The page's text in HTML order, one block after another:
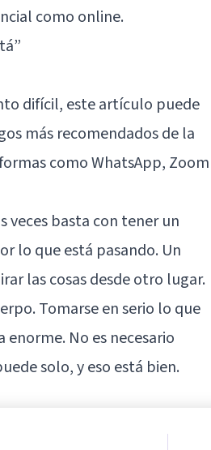
como online.
difícil, este artículo puede
más recomendados de la
como WhatsApp, Zoom
veces basta con tener un
lo que está pasando. Un
las cosas desde otro lugar.
Tomarse en serio lo que
No es necesario
solo, y eso está bien.